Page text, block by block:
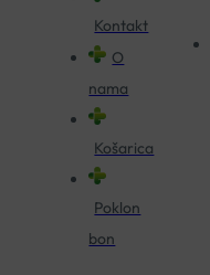
Kontakt
O
nama
Košarica
Poklon
bon